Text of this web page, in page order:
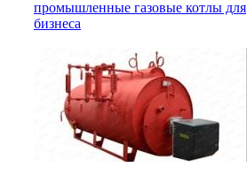
промышленные газовые котлы для
бизнеса